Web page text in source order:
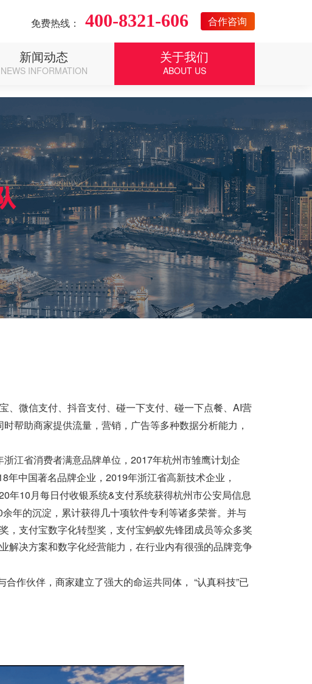
免费热线： 400-8321-606 合作咨询
新闻动态
NEWS INFORMATION
关于我们
ABOUT US
、微信支付、抖音支付、碰一下支付、碰一下点餐、AI营
帮助商家提供流量，营销，广告等多种数据分析能力，
浙江省消费者满意品牌单位，2017年杭州市雏鹰计划企
年中国著名品牌企业，2019年浙江省高新技术企业，
年10 月每日付收银系统&支付系统获得杭州市公安局信息
余年的沉淀，累计获得几十项软件专利等诸多荣誉。并与
，支付宝数字化转型奖，支付宝蚂蚁先锋团成员等众多奖
解决方案和数字化经营能力，在行业内有很强的品牌竞争
作伙伴，商家建立了强大的命运共同体，
“认真科技”已